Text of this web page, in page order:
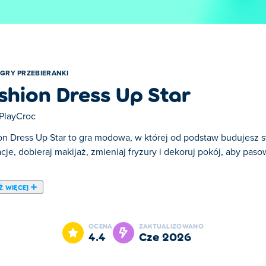
GRY PRZEBIERANKI
Dress Up Star
PlayCroc
Dress Up Star to gra modowa, w której od podstaw budujesz
dobieraj makijaż, zmieniaj fryzury i dekoruj pokój, aby
WIĘCEJ
od podstaw budujesz swoją karierę influencerki. Stylizuj
więcej treści tworzysz, tym większa staje się liczba Twoich
OCENA
4.4
ZAKTUALIZOWANO
cze 2026